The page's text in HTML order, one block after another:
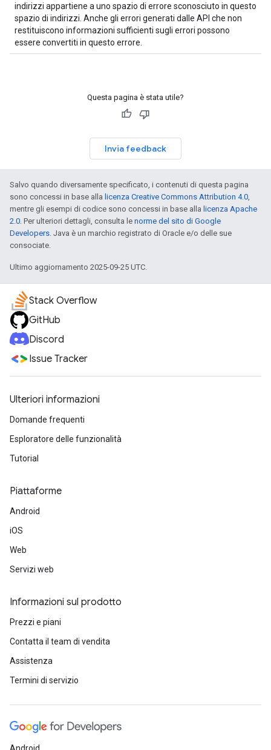
indirizzi appartiene a uno spazio di errore sconosciuto in questo
spazio di indirizzi. Anche gli errori generati dalle API che non
restituiscono informazioni sufficienti sugli errori possono
essere convertiti in questo errore.
Questa pagina è stata utile?
Invia feedback
Salvo quando diversamente specificato, i contenuti di questa pagina
sono concessi in base alla licenza Creative Commons Attribution 4.0,
mentre gli esempi di codice sono concessi in base alla licenza Apache
2.0. Per ulteriori dettagli, consulta le norme del sito di Google
Developers. Java è un marchio registrato di Oracle e/o delle sue
consociate.
Ultimo aggiornamento 2025-09-25 UTC.
Stack Overflow
GitHub
Discord
Issue Tracker
Ulteriori informazioni
Domande frequenti
Esploratore delle funzionalità
Tutorial
Piattaforme
Android
iOS
Web
Servizi web
Informazioni sul prodotto
Prezzi e piani
Contatta il team di vendita
Assistenza
Termini di servizio